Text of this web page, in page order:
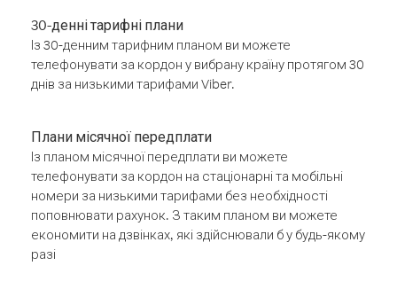
30-денні тарифні плани
Із 30-денним тарифним планом ви можете
телефонувати за кордон у вибрану країну протягом 30
днів за низькими тарифами Viber.
Плани місячної передплати
Із планом місячної передплати ви можете
телефонувати за кордон на стаціонарні та мобільні
номери за низькими тарифами без необхідності
поповнювати рахунок. З таким планом ви можете
економити на дзвінках, які здійснювали б у будь-якому
разі